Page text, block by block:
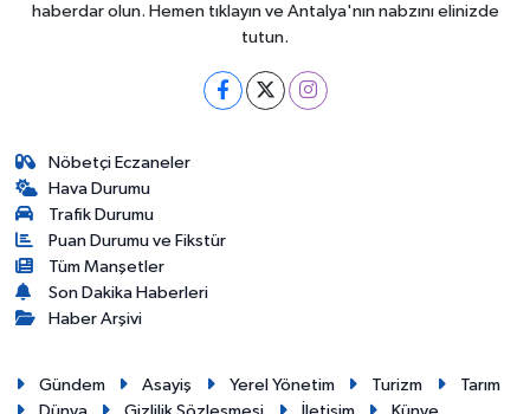
haberdar olun. Hemen tıklayın ve Antalya'nın nabzını elinizde
tutun.
Nöbetçi Eczaneler
Hava Durumu
Trafik Durumu
Puan Durumu ve Fikstür
Tüm Manşetler
Son Dakika Haberleri
Haber Arşivi
Gündem Asayiş Yerel Yönetim Turizm
Tarım